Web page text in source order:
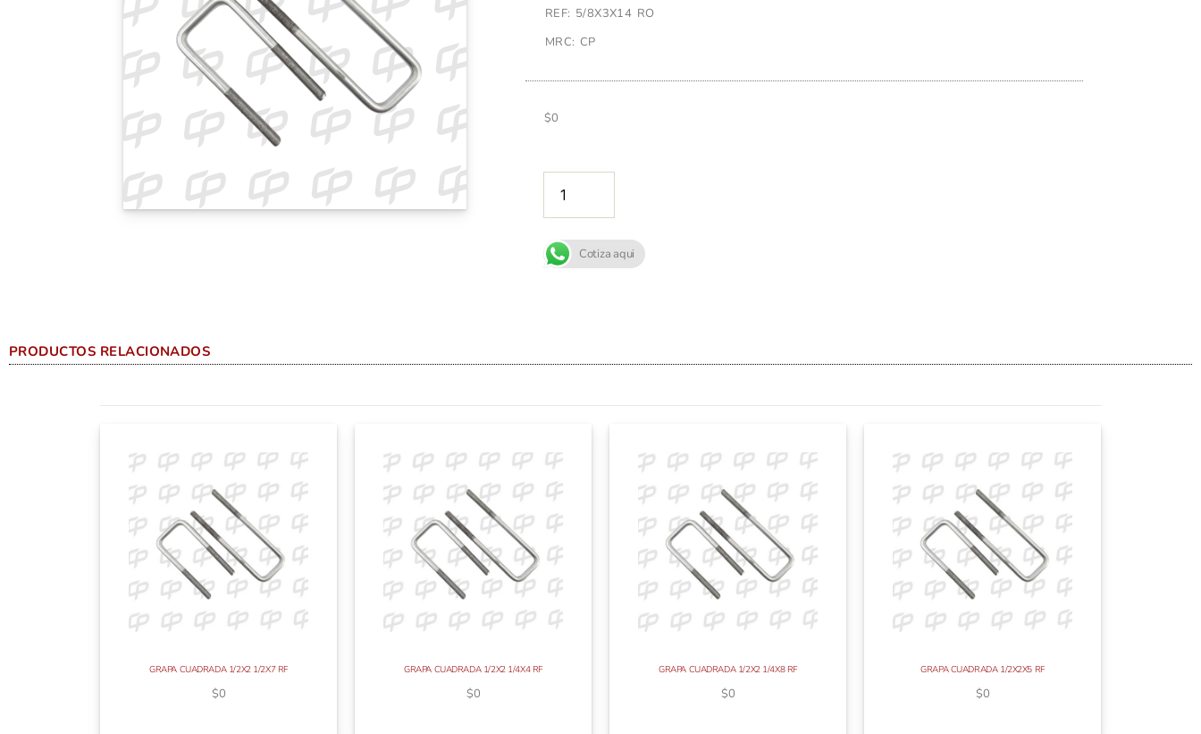
REF: 5/8X3X14 RO
MRC: CP
$0
Cotiza aqui
PRODUCTOS RELACIONADOS
GRAPA CUADRADA 1/2X2 1/2X7 RF
$0
GRAPA CUADRADA 1/2X2 1/4X4 RF
$0
GRAPA CUADRADA 1/2X2 1/4X8 RF
$0
GRAPA CUADRADA 1/2X2X5 RF
$0